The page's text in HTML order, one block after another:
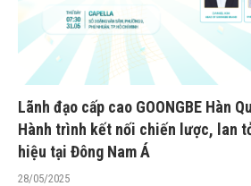
Lãnh đạo cấp cao GOONGBE Hàn
Hành trình kết nối chiến lược, lan
hiệu tại Đông Nam Á
28/05/2025